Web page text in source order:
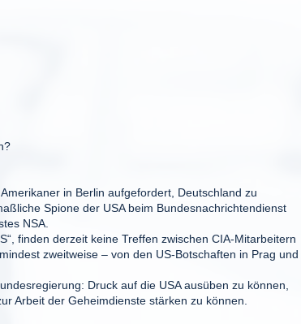
in Berlin aufgefordert, Deutschland zu
Spione der USA beim Bundesnachrichtendienst
NSA.
finden derzeit keine Treffen zwischen CIA-Mitarbeitern
zweitweise – von den US-Botschaften in Prag und
Druck auf die USA ausüben zu können,
Arbeit der Geheimdienste stärken zu können.